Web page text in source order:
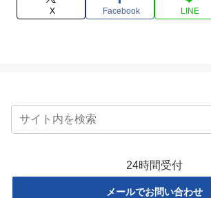
X Facebook LINE
24時間受付
メールでお問い合わせ